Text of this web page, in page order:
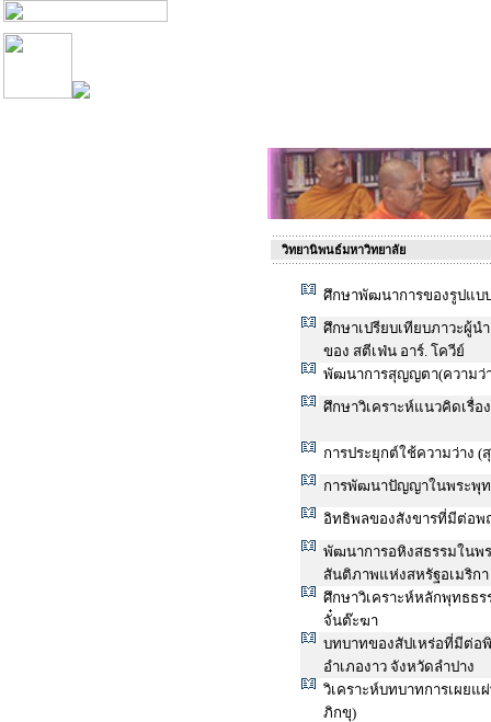
วิทยานิพนธ์มหาวิทยาลัย
ศึกษาพัฒนาการของรูปแบ
ศึกษาเปรียบเทียบภาวะผู้
ของ สตีเฟ่น อาร์. โควีย์
พัฒนาการสุญญตา(ความว่
ศึกษาวิเคราะห์แนวคิดเรื่
การประยุกต์ใช้ความว่าง
การพัฒนาปัญญาในพระพุท
อิทธิพลของสังขารที่มีต่อพ
พัฒนาการอหิงสธรรมในพ
สันติภาพแห่งสหรัฐอเมริกา
ศึกษาวิเคราะห์หลักพุทธธ
จั๋นต๊ะฆา
บทบาทของสัปเหร่อที่มีต่อ
อำเภองาว จังหวัดลำปาง
วิเคราะห์บทบาทการเผยแ
ภิกขุ)